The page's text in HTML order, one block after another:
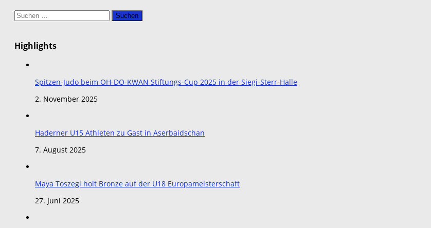
Suchen
nach:
Highlights
Spitzen-Judo beim OH-DO-KWAN Stiftungs-Cup 2025 in der Siegi-Sterr-Halle
2. November 2025
Haderner U15 Athleten zu Gast in Aserbaidschan
7. August 2025
Maya Toszegi holt Bronze auf der U18 Europameisterschaft
27. Juni 2025